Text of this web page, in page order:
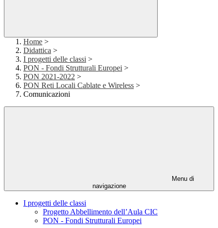
Home >
Didattica >
I progetti delle classi >
PON - Fondi Strutturali Europei >
PON 2021-2022 >
PON Reti Locali Cablate e Wireless >
Comunicazioni
Menu di
navigazione
I progetti delle classi
Progetto Abbellimento dell’Aula CIC
PON - Fondi Strutturali Europei